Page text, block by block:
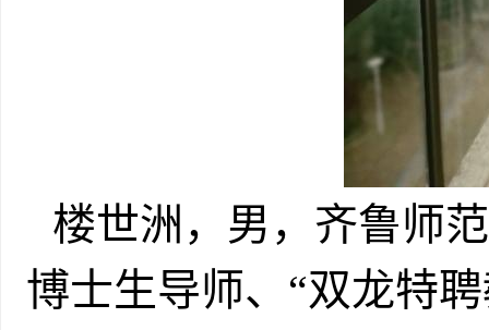
楼世洲，男，齐鲁师
博士生导师、“双龙特